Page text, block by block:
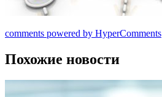
comments powered by HyperComments
Похожие новости